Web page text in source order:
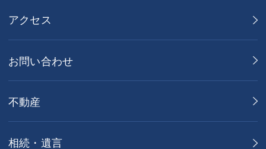
アクセス
お問い合わせ
不動産
相続・遺言